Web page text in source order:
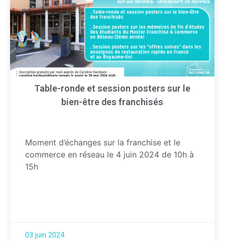
Table-ronde et session posters sur le
bien-être des franchisés
Moment d’échanges sur la franchise et le
commerce en réseau le 4 juin 2024 de 10h à
15h
03 juin 2024